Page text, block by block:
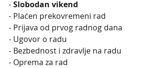
- Slobodan vikend
- Plaćen prekovremeni rad
- Prijava od prvog radnog dana
- Ugovor o radu
- Bezbednost i zdravlje na radu
- Oprema za rad